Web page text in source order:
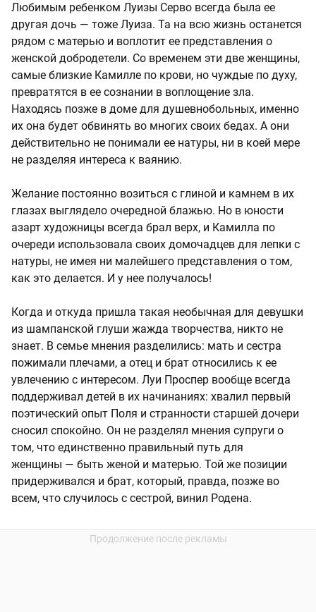
Любимым ребенком Луизы Серво всегда была ее
другая дочь — тоже Луиза. Та на всю жизнь останется
рядом с матерью и воплотит ее представления о
женской добродетели. Со временем эти две женщины,
самые близкие Камилле по крови, но чуждые по духу,
превратятся в ее сознании в воплощение зла.
Находясь позже в доме для душевнобольных, именно
их она будет обвинять во многих своих бедах. А они
действительно не понимали ее натуры, ни в коей мере
не разделяя интереса к ваянию.
Желание постоянно возиться с глиной и камнем в их
глазах выглядело очередной блажью. Но в юности
азарт художницы всегда брал верх, и Камилла по
очереди использовала своих домочадцев для лепки с
натуры, не имея ни малейшего представления о том,
как это делается. И у нее получалось!
Когда и откуда пришла такая необычная для девушки
из шампанской глуши жажда творчества, никто не
знает. В семье мнения разделились: мать и сестра
пожимали плечами, а отец и брат относились к ее
увлечению с интересом. Луи Проспер вообще всегда
поддерживал детей в их начинаниях: хвалил первый
поэтический опыт Поля и странности старшей дочери
сносил спокойно. Он не разделял мнения супруги о
том, что единственно правильный путь для
женщины — быть женой и матерью. Той же позиции
придерживался и брат, который, правда, позже во
всем, что случилось с сестрой, винил Родена.